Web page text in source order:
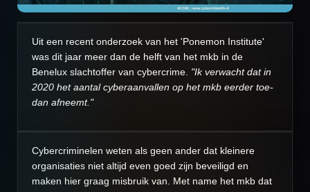
Uit een recent onderzoek van het 'Ponemon Institute'
was dit jaar meer dan de helft van het mkb in de
Benelux slachtoffer van cybercrime. "Ik verwacht dat in
2020 het aantal cyberaanvallen op het mkb eerder toe-
dan afneemt."
Cybercriminelen weten als geen ander dat kleinere
organisaties niet altijd even goed zijn beveiligd en
maken hier graag misbruik van. Met name het mkb dat